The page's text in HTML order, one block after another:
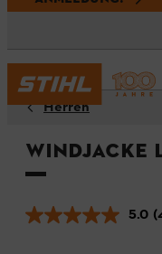
Herren
Windjacke
5.0